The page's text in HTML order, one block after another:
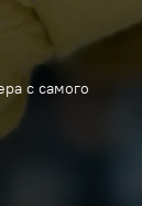
с самого